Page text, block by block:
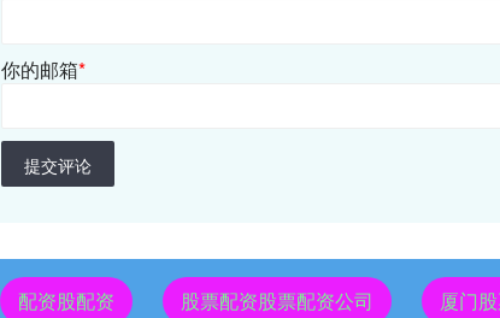
你的邮箱*
提交评论
配资股配资 股票配资股票配资公司 厦门